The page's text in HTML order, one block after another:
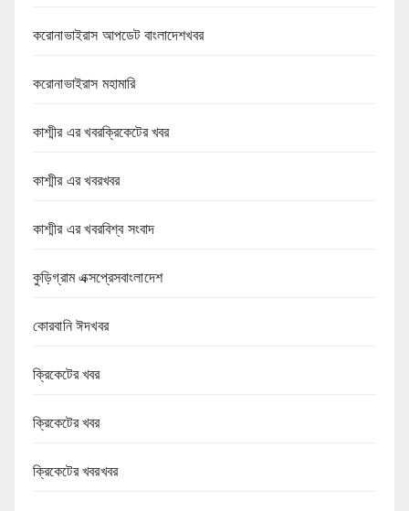
করোনাভাইরাস আপডেট বাংলাদেশখবর
করোনাভাইরাস মহামারি
কাশ্মীর এর খবরক্রিকেটের খবর
কাশ্মীর এর খবরখবর
কাশ্মীর এর খবরবিশ্ব সংবাদ
কুড়িগ্রাম এক্সপ্রেসবাংলাদেশ
কোরবানি ঈদখবর
ক্রিকেটের খবর
ক্রিকেটের খবর
ক্রিকেটের খবরখবর